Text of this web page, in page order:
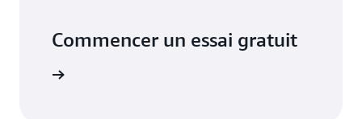
Commencer un essai gratuit